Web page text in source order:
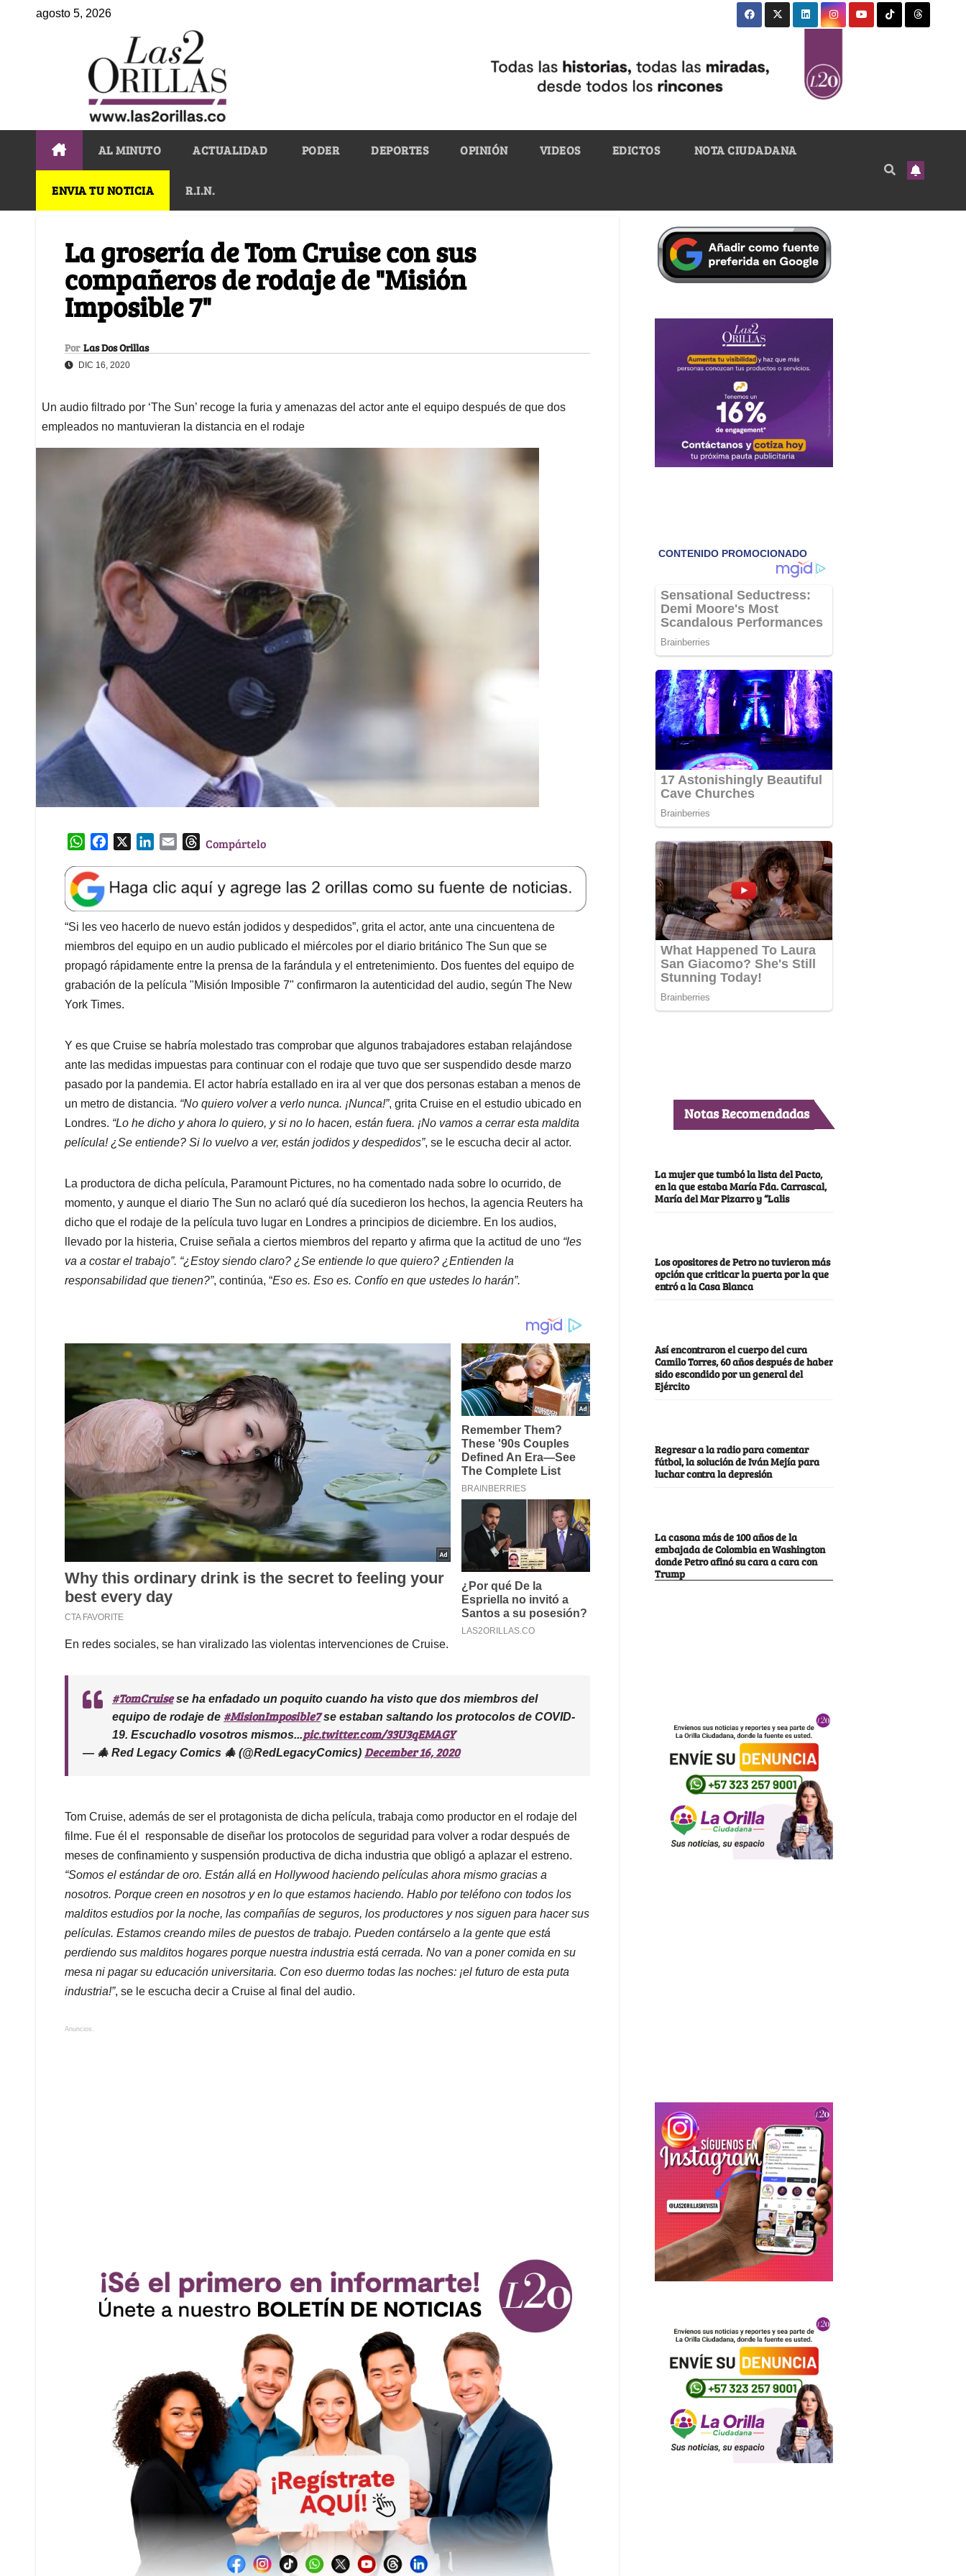
agosto 5, 2026
AL MINUTO ACTUALIDAD PODER DEPORTES OPINIÓN VIDEOS EDICTOS NOTA CIUDADANA
ENVIA TU NOTICIA R.I.N.
La grosería de Tom Cruise con sus
compañeros de rodaje de "Misión
Imposible 7"
Por Las Dos Orillas
DIC 16, 2020
Un audio filtrado por ‘The Sun’ recoge la furia y amenazas del actor ante el equipo después de que dos
empleados no mantuvieran la distancia en el rodaje
W
a
t
s
A
p
p
e
b
o
o
k
k
e
d
I
n
l
T
e
a
d
s
Compártelo
“Si les veo hacerlo de nuevo están jodidos y despedidos”, grita el actor, ante una cincuentena de
miembros del equipo en un audio publicado el miércoles por el diario británico The Sun que se
propagó rápidamente entre la prensa de la farándula y el entretenimiento. Dos fuentes del equipo de
grabación de la película "Misión Imposible 7" confirmaron la autenticidad del audio, según The New
York Times.
Y es que Cruise se habría molestado tras comprobar que algunos trabajadores estaban relajándose
ante las medidas impuestas para continuar con el rodaje que tuvo que ser suspendido desde marzo
pasado por la pandemia. El actor habría estallado en ira al ver que dos personas estaban a menos de
un metro de distancia. “No quiero volver a verlo nunca. ¡Nunca!”, grita Cruise en el estudio ubicado en
Londres. “Lo he dicho y ahora lo quiero, y si no lo hacen, están fuera. ¡No vamos a cerrar esta maldita
película! ¿Se entiende? Si lo vuelvo a ver, están jodidos y despedidos”, se le escucha decir al actor.
La productora de dicha película, Paramount Pictures, no ha comentado nada sobre lo ocurrido, de
momento, y aunque el diario The Sun no aclaró qué día sucedieron los hechos, la agencia Reuters ha
dicho que el rodaje de la película tuvo lugar en Londres a principios de diciembre. En los audios,
llevado por la histeria, Cruise señala a ciertos miembros del reparto y afirma que la actitud de uno “les
va a costar el trabajo”. “¿Estoy siendo claro? ¿Se entiende lo que quiero? ¿Entienden la
responsabilidad que tienen?”, continúa, “Eso es. Eso es. Confío en que ustedes lo harán”.
En redes sociales, se han viralizado las violentas intervenciones de Cruise.
#TomCruisese ha enfadado un poquito cuando ha visto que dos miembros del
equipo de rodaje de #MisionImposible7se estaban saltando los protocolos de COVID-
19. Escuchadlo vosotros mismos...pic.twitter.com/33U3qEMAGY
— 🎄 Red Legacy Comics 🎄 (@RedLegacyComics) December 16, 2020
Tom Cruise, además de ser el protagonista de dicha película, trabaja como productor en el rodaje del
filme. Fue él el responsable de diseñar los protocolos de seguridad para volver a rodar después de
meses de confinamiento y suspensión productiva de dicha industria que obligó a aplazar el estreno.
“Somos el estándar de oro. Están allá en Hollywood haciendo películas ahora mismo gracias a
nosotros. Porque creen en nosotros y en lo que estamos haciendo. Hablo por teléfono con todos los
malditos estudios por la noche, las compañías de seguros, los productores y nos siguen para hacer sus
películas. Estamos creando miles de puestos de trabajo. Pueden contárselo a la gente que está
perdiendo sus malditos hogares porque nuestra industria está cerrada. No van a poner comida en su
mesa ni pagar su educación universitaria. Con eso duermo todas las noches: ¡el futuro de esta puta
industria!”, se le escucha decir a Cruise al final del audio.
Anuncios.
Notas Recomendadas
La mujer que tumbó la lista del Pacto,
en la que estaba María Fda. Carrascal,
María del Mar Pizarro y “Lalis
Los opositores de Petro no tuvieron más
opción que criticar la puerta por la que
entró a la Casa Blanca
Así encontraron el cuerpo del cura
Camilo Torres, 60 años después de haber
sido escondido por un general del
Ejército
Regresar a la radio para comentar
fútbol, la solución de Iván Mejía para
luchar contra la depresión
La casona más de 100 años de la
embajada de Colombia en Washington
donde Petro afinó su cara a cara con
Trump